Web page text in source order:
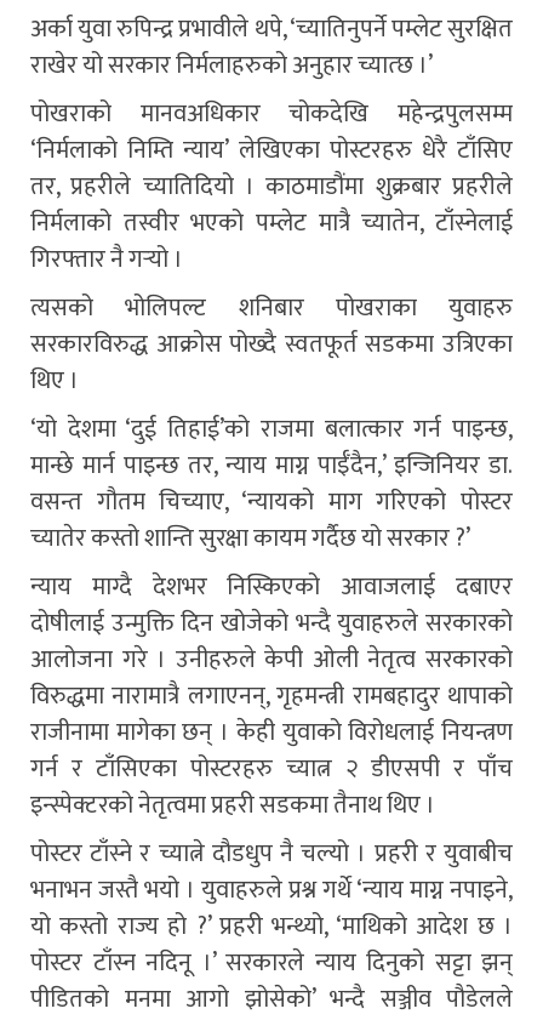
अर्का युवा रुपिन्द्र प्रभावीले थपे, ‘च्यातिनुपर्ने पम्लेट सुरक्षित
राखेर यो सरकार निर्मलाहरुको अनुहार च्यात्छ ।’
पोखराको मानवअधिकार चोकदेखि महेन्द्रपुलसम्म
‘निर्मलाको निम्ति न्याय’ लेखिएका पोस्टरहरु धेरै टाँसिए
तर, प्रहरीले च्यातिदियो । काठमाडौंमा शुक्रबार प्रहरीले
निर्मलाको तस्वीर भएको पम्लेट मात्रै च्यातेन, टाँस्नेलाई
गिरफ्तार नै गर्‍यो ।
त्यसको भोलिपल्ट शनिबार पोखराका युवाहरु
सरकारविरुद्ध आक्रोस पोख्दै स्वतफूर्त सडकमा उत्रिएका
थिए ।
‘यो देशमा ‘दुई तिहाई’को राजमा बलात्कार गर्न पाइन्छ,
मान्छे मार्न पाइन्छ तर, न्याय माग्न पाईँदैन,’ इन्जिनियर डा.
वसन्त गौतम चिच्याए, ‘न्यायको माग गरिएको पोस्टर
च्यातेर कस्तो शान्ति सुरक्षा कायम गर्दैछ यो सरकार ?’
न्याय माग्दै देशभर निस्किएको आवाजलाई दबाएर
दोषीलाई उन्मुक्ति दिन खोजेको भन्दै युवाहरुले सरकारको
आलोजना गरे । उनीहरुले केपी ओली नेतृत्व सरकारको
विरुद्धमा नारामात्रै लगाएनन्, गृहमन्त्री रामबहादुर थापाको
राजीनामा मागेका छन् । केही युवाको विरोधलाई नियन्त्रण
गर्न र टाँसिएका पोस्टरहरु च्यात्न २ डीएसपी र पाँच
इन्स्पेक्टरको नेतृत्वमा प्रहरी सडकमा तैनाथ थिए ।
पोस्टर टाँस्ने र च्यात्ने दौडधुप नै चल्यो । प्रहरी र युवाबीच
भनाभन जस्तै भयो । युवाहरुले प्रश्न गर्थे ‘न्याय माग्न नपाइने,
यो कस्तो राज्य हो ?’ प्रहरी भन्थ्यो, ‘माथिको आदेश छ ।
पोस्टर टाँस्न नदिनू ।’ सरकारले न्याय दिनुको सट्टा झन्
पीडितको मनमा आगो झोसेको’ भन्दै सञ्जीव पौडेलले